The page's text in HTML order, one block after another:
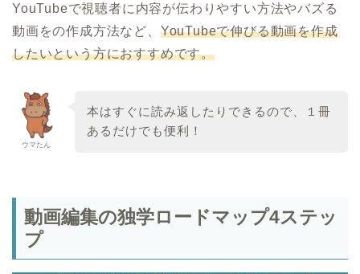
YouTubeで視聴者に内容が伝わりやすい方法やバズる
動画をの作成方法など、 YouTubeで伸びる動画を作成
したいという方におすすめです。
ウマたん
本はすぐに読み返したりできるので、１冊
あるだけでも便利！
動画編集の独学ロードマップ4ステッ
プ